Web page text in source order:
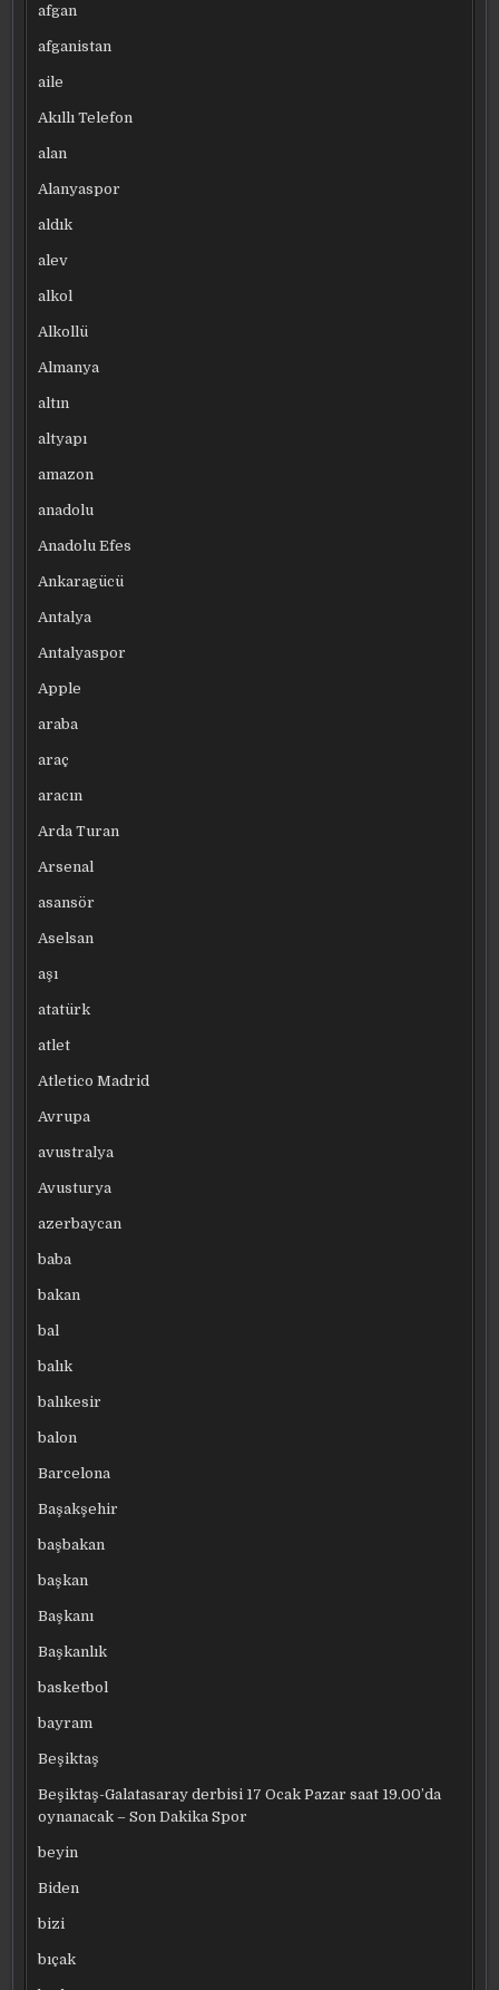
afgan
afganistan
aile
Akıllı Telefon
alan
Alanyaspor
aldık
alev
alkol
Alkollü
Almanya
altın
altyapı
amazon
anadolu
Anadolu Efes
Ankaragücü
Antalya
Antalyaspor
Apple
araba
araç
aracın
Arda Turan
Arsenal
asansör
Aselsan
aşı
atatürk
atlet
Atletico Madrid
Avrupa
avustralya
Avusturya
azerbaycan
baba
bakan
bal
balık
balıkesir
balon
Barcelona
Başakşehir
başbakan
başkan
Başkanı
Başkanlık
basketbol
bayram
Beşiktaş
Beşiktaş-Galatasaray derbisi 17 Ocak Pazar saat 19.00’da
oynanacak – Son Dakika Spor
beyin
Biden
bizi
bıçak